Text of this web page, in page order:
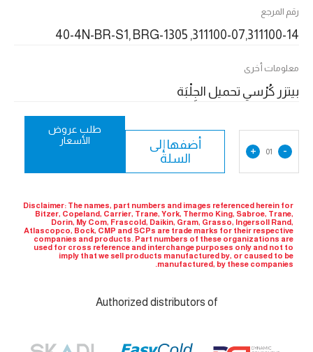
رقم المرجع
311100-07,311100-14, 40-4N-BR-S1, BRG-1305
معلومات أخرى
بيتزر كُرْسي تحميل الجِلْبَة
-
01
+
أضفها إلى
السلة
طلب عروض
الأسعار
Disclaimer: The names, part numbers and images referenced herein for
Bitzer, Copeland, Carrier, Trane, York, Thermo King, Sabroe, Trane,
Dorin, My Com, Frascold, Daikin, Gram, Grasso, Ingersoll Rand,
Atlascopco, Bock, CMP and SCPs are trade marks for their respective
companies and products. Part numbers of these organizations are
used for cross reference and interchange purposes only and not to
imply that we sell products manufactured by, or caused to be
manufactured, by these companies.
Authorized distributors of